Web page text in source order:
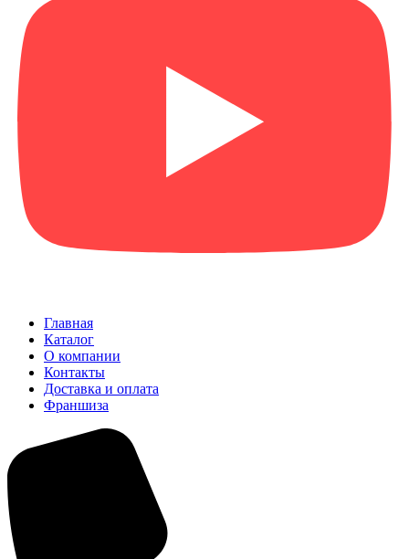
Главная
Каталог
О компании
Контакты
Доставка и оплата
Франшиза